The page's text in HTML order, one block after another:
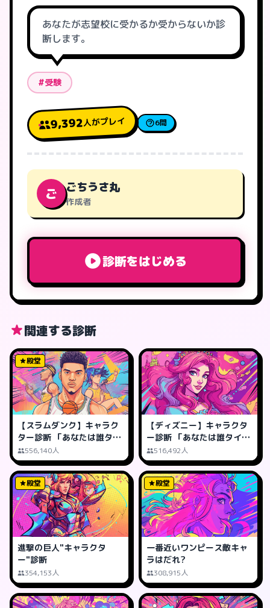
あなたが志望校に受かるか受からないか診
断します。
#受験
9,392人がプレイ 6問
ご ごちうさ丸
作成者
診断をはじめる
関連する診断
殿堂
【スラムダンク】キャラク
ター診断 「あなたは誰タイ
プ?」
556,140人
【ディズニー】キャラクタ
ー診断 「あなたは誰タイ
プ?」
516,492人
殿堂
進撃の巨人"キャラクタ
ー"診断
354,153人
殿堂
一番近いワンピース敵キャ
ラはだれ?
308,915人